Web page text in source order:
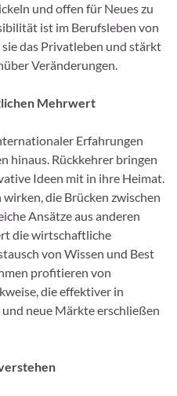
und offen für Neues zu
ist im Berufsleben von
das Privatleben und stärkt
Veränderungen.
Mehrwert
Erfahrungen
hinaus. Rückkehrer bringen
Ideen mit in ihre Heimat.
die Brücken zwischen
Ansätze aus anderen
die wirtschaftliche
von Wissen und Best
profitieren von
die effektiver in
neue Märkte erschließen